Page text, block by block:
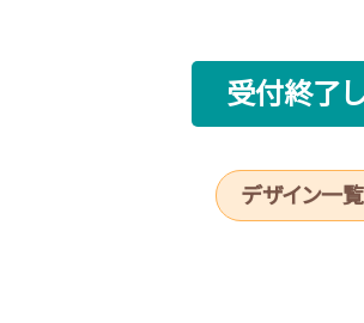
受付終了
デザイン一